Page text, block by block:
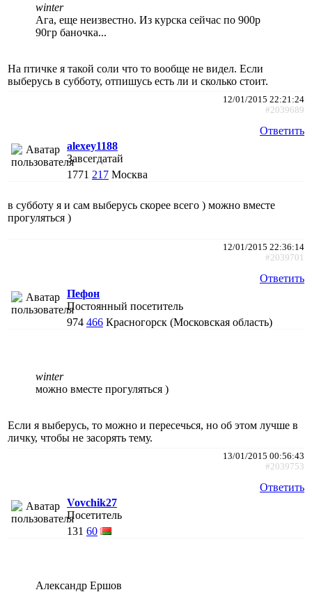
winter
Ага, еще неизвестно. Из курска сейчас по 900р
90гр баночка...
На птичке я такой соли что то вообще не видел. Если
выберусь в субботу, отпишусь есть ли и сколько стоит.
12/01/2015 22:21:24
#2039689
Ответить
alexey1188
Завсегдатай
1771 217 Москва
в субботу я и сам выберусь скорее всего ) можно вместе
прогуляться )
12/01/2015 22:36:14
#2039701
Ответить
Пефон
Постоянный посетитель
974 466 Красногорск (Московская область)
winter
можно вместе прогуляться )
Если я выберусь, то можно и пересечься, но об этом лучше в
личку, чтобы не засорять тему.
13/01/2015 00:56:43
#2039753
Ответить
Vovchik27
Посетитель
131 60
Александр Ершов